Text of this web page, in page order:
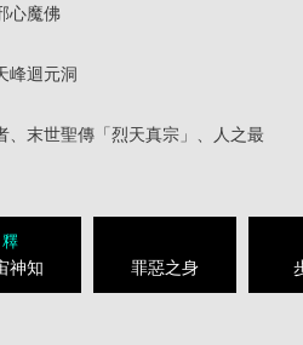
心魔佛
峰迴元洞
、末世聖傳「烈天真宗」、人之最
釋
神知 罪惡之身